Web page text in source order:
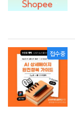
접수중